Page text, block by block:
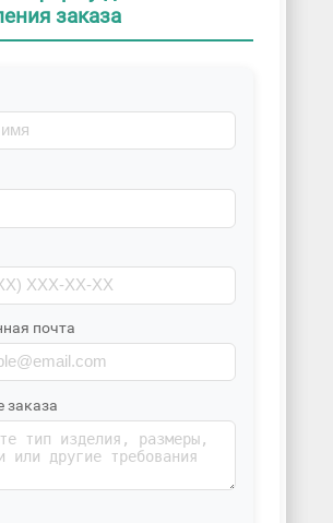
заказа
почта
заказа